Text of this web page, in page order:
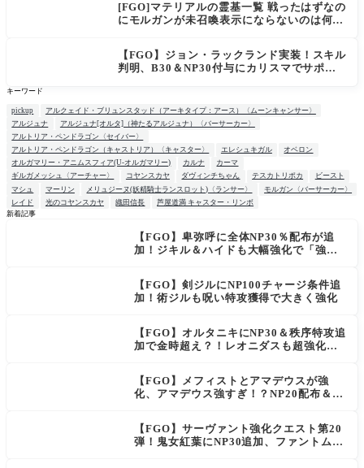
[FGO]マテリアルの霊基一覧 戦ったはずなの
にモルガンが未召喚表示にならないのは何
【FGO】ジョン・ラックランド実装！スキル
判明、B30＆NP30付与にカリスマでサポ性
キーワード
pickup
アルクェイド・ブリュンスタッド（アーキタイプ：アース）〈ムーンキャンサー〉
アルジュナ
アルジュナ[オルタ]（神たるアルジュナ）〈バーサーカー〉
アルトリア・ペンドラゴン〈セイバー〉
アルトリア・ペンドラゴン（キャストリア）〈キャスター〉
エレシュキガル
オベロン
オルガマリー・アニムスフィア(U-オルガマリー)
カルナ
カーマ
ギルガメッシュ〈アーチャー〉
コヤンスカヤ ダヴィンチちゃん テスカトリポカ
ビースト
マシュ
マーリン メリュジーヌ(妖精騎士ランスロット)〈ランサー〉
モルガン〈バーサーカー〉
レイド
光のコヤンスカヤ 織田信長
芦屋道満 キャスター・リンボ
新着記事
【FGO】卑弥呼に全体NP30％配布が追
加！ジキル＆ハイドも大幅強化で「強す
【FGO】剣ジルにNP100チャージ条件追
加！術ジルも呪い特攻獲得で大きく強化
【FGO】オルタニキにNP30＆秩序特攻追
加で金時超え？！レオニダスも超強化で
【FGO】メフィストとアマデウスが強
化、アマデウス強すぎ！？NP20配布＆Ar
【FGO】サーヴァント強化クエスト第20
弾！鬼女紅葉にNP30追加、ファントムも